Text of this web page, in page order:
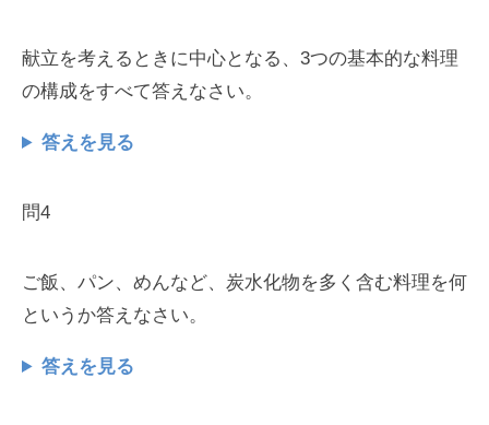
献立を考えるときに中心となる、3つの基本的な料理
の構成をすべて答えなさい。
答えを見る
問4
ご飯、パン、めんなど、炭水化物を多く含む料理を何
というか答えなさい。
答えを見る